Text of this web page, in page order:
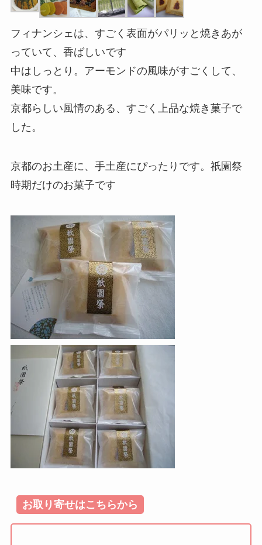
フィナンシェは、すごく表面がパリッと焼きあが
っていて、香ばしいです
中はしっとり。アーモンドの風味がすごくして、
美味です。
京都らしい風情のある、すごく上品な焼き菓子で
した。
京都のお土産に、手土産にぴったりです。祇園祭
時期だけのお菓子です
お取り寄せはこちらから